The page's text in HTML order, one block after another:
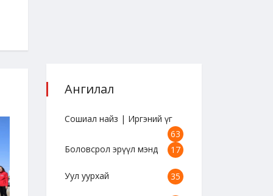
Ангилал
Сошиал найз | Иргэний үг
63
Боловсрол эрүүл мэнд
17
Уул уурхай 35